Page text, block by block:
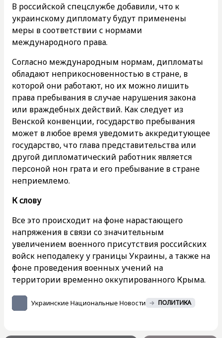
В российской спецслужбе добавили, что к
украинскому дипломату будут применены
меры в соответствии с нормами
международного права.
Согласно международным нормам, дипломаты
обладают неприкосновенностью в стране, в
которой они работают, но их можно лишить
права пребывания в случае нарушения закона
или враждебных действий. Как следует из
Венской конвенции, государство пребывания
может в любое время уведомить аккредитующее
государство, что глава представительства или
другой дипломатический работник является
персоной нон грата и его пребывание в стране
неприемлемо.
К слову
Все это происходит на фоне нарастающего
напряжения в связи со значительным
увеличением военного присутствия российских
войск неподалеку у границы Украины, а также на
фоне проведения военных учений на
территории временно оккупированного Крыма.
Украинские Национальные Новости ПОЛИТИКА